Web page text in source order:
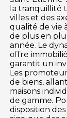
la tranquillité
villes et des
qualité de vie
de plus en
année. Le
offre
garantit un
Les
de biens,
maisons
de gamme.
disposition